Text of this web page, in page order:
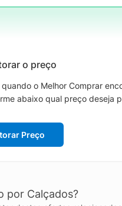
o preço
o Melhor Comprar
abaixo qual preço deseja
Preço
por Calçados?